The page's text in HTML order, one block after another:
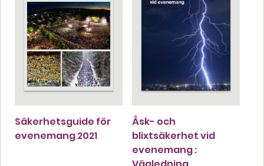
Säkerhetsguide för
evenemang 2021
Åsk- och
blixtsäkerhet vid
evenemang :